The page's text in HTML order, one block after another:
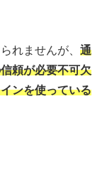
れませんが、 通
頼が必要不可欠
ンを使っている